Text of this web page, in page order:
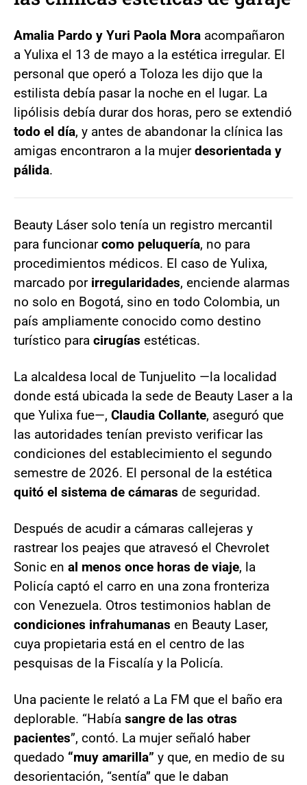
Amalia Pardo y Yuri Paola Mora acompañaron
a Yulixa el 13 de mayo a la estética irregular. El
personal que operó a Toloza les dijo que la
estilista debía pasar la noche en el lugar. La
lipólisis debía durar dos horas, pero se extendió
todo el día, y antes de abandonar la clínica las
amigas encontraron a la mujerdesorientada y
pálida.
Beauty Láser solo tenía un registro mercantil
para funcionarcomo peluquería, no para
procedimientos médicos. El caso de Yulixa,
marcado por irregularidades, enciende alarmas
no solo en Bogotá, sino en todo Colombia, un
país ampliamente conocido como destino
turístico para cirugías estéticas.
La alcaldesa local de Tunjuelito —la localidad
donde está ubicada la sede de Beauty Laser a la
que Yulixa fue—, Claudia Collante, aseguró que
las autoridades tenían previsto verificar las
condiciones del establecimiento el segundo
semestre de 2026. El personal de la estética
quitó el sistema de cámaras de seguridad.
Después de acudir a cámaras callejeras y
rastrear los peajes que atravesó el Chevrolet
Sonic en al menos once horas de viaje, la
Policía captó el carro en una zona fronteriza
con Venezuela. Otros testimonios hablan de
condiciones infrahumanas en Beauty Laser,
cuya propietaria está en el centro de las
pesquisas de la Fiscalía y la Policía.
Una paciente le relató a La FM que el baño era
deplorable. “Había sangre de las otras
pacientes”, contó. La mujer señaló haber
quedado “muy amarilla” y que, en medio de su
desorientación, “sentía” que le daban